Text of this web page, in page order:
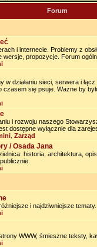
Forum
i internecie. Problemy z
wersje, propozycje. Forum
w działaniu sieci, serwera i
czasem się psuje. Ważne by
i rozwoju naszego
dostępne wyłącznie dla
, Zarząd
/ Osada Jana
historia, architektura,
i najdziwniejsze tematy.
WWW, śmieszne teksty,